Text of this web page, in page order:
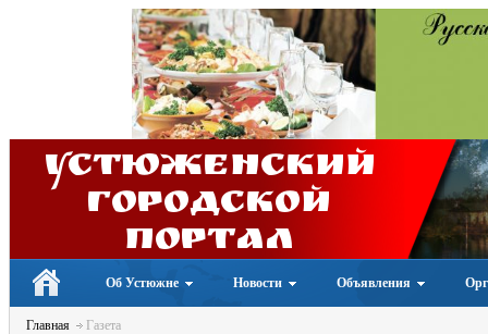
Устюженский
Городской
портал
Об Устюжне Новости Объявления
Главная Газета